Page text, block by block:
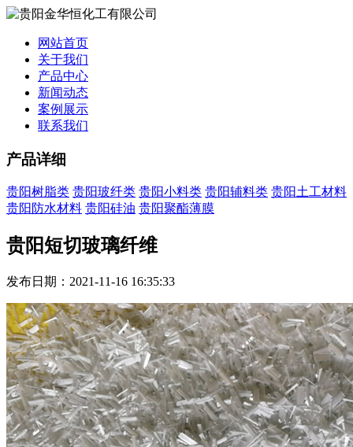
网站首页
关于我们
产品中心
新闻动态
案例展示
联系我们
产品详细
贵阳树脂类 贵阳玻纤类 贵阳小料类 贵阳辅料类 贵阳土工材料
贵阳防水材料 贵阳硅油 贵阳聚酯薄膜
贵阳短切玻璃纤维
发布日期：2021-11-16 16:35:33